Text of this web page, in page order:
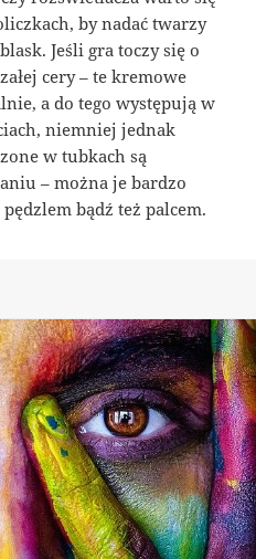
by nadać twarzy
Jeśli gra toczy się o
cery – te kremowe
a do tego występują w
niemniej jednak
w tubkach są
– można je bardzo
bądź też palcem.